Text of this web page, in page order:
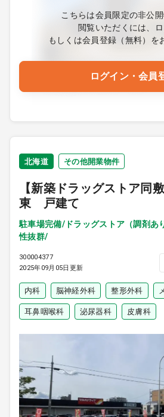
こちらは会員限定の非公開
閲覧いただくには、
もしくは会員登録（無料）を
ログイン・会員
北海道 その他開業物件
【新築ドラッグストア同
東 戸建て
駐車場完備/ドラッグストア（調剤あ
性抜群/
300004377
2025年09月05日更新
内科 脳神経外科 整形外科
耳鼻咽喉科 泌尿器科 皮膚科